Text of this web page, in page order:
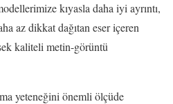
kıyasla daha iyi ayrıntı,
az dikkat dağıtan eser içeren
kaliteli metin-görüntü
yeteneğini önemli ölçüde